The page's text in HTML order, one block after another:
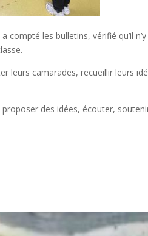
les bulletins, vérifié qu’il n’y
leurs camarades, recueillir leurs
proposer des idées, écouter,